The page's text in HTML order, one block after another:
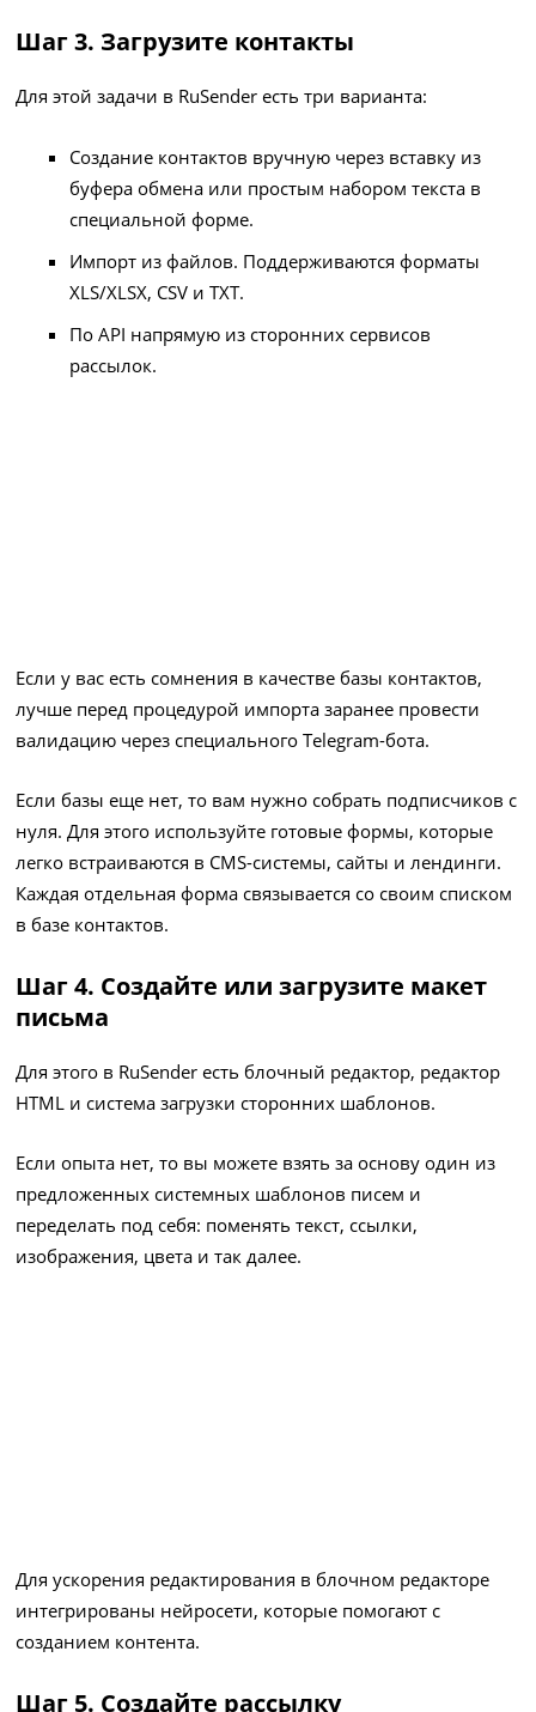
Шаг 3. Загрузите контакты
Для этой задачи в RuSender есть три варианта:
Создание контактов вручную через вставку из
буфера обмена или простым набором текста в
специальной форме.
Импорт из файлов. Поддерживаются форматы
XLS/XLSX, CSV и TXT.
По API напрямую из сторонних сервисов
рассылок.
Если у вас есть сомнения в качестве базы контактов,
лучше перед процедурой импорта заранее провести
валидацию через специального Telegram-бота.
Если базы еще нет, то вам нужно собрать подписчиков с
нуля. Для этого используйте готовые формы, которые
легко встраиваются в CMS-системы, сайты и лендинги.
Каждая отдельная форма связывается со своим списком
в базе контактов.
Шаг 4. Создайте или загрузите макет
письма
Для этого в RuSender есть блочный редактор, редактор
HTML и система загрузки сторонних шаблонов.
Если опыта нет, то вы можете взять за основу один из
предложенных системных шаблонов писем и
переделать под себя: поменять текст, ссылки,
изображения, цвета и так далее.
Для ускорения редактирования в блочном редакторе
интегрированы нейросети, которые помогают с
созданием контента.
Шаг 5. Создайте рассылку